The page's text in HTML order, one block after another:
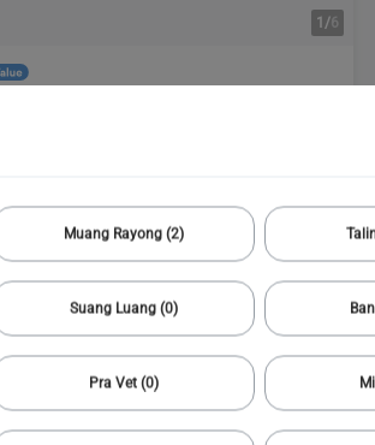
Muang Rayong (2)
Suang Luang (0)
Pra Vet (0)
1/6
ท 9,458 บาท /เดือน
ไม่มีรถในคลัง
เมื่อรายการที่ตรงกันทั้งหมดอยู่ในขอบเขตการค้นหาของคุณ
1